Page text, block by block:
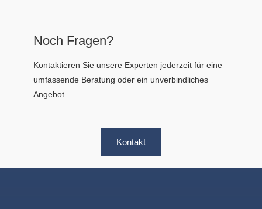
Noch Fragen?
Kontaktieren Sie unsere Experten jederzeit für eine
umfassende Beratung oder ein unverbindliches
Angebot.
Kontakt